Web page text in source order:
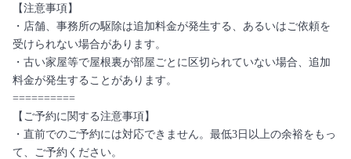
【注意事項】
・店舗、事務所の駆除は追加料金が発生する、あるいはご依頼を
受けられない場合があります。
・古い家屋等で屋根裏が部屋ごとに区切られていない場合、追加
料金が発生することがあります。
==========
【ご予約に関する注意事項】
・直前でのご予約には対応できません。最低3日以上の余裕をもっ
て、ご予約ください。